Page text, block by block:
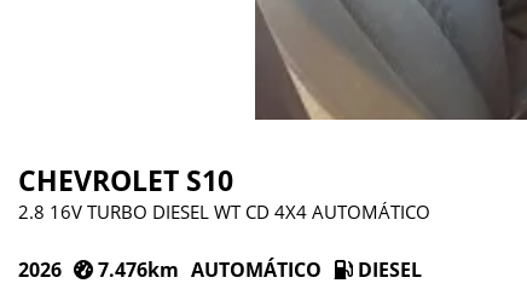
CHEVROLET S10
2.8 16V TURBO DIESEL WT CD 4X4 AUTOMÁTICO
2026 7.476km AUTOMÁTICO DIESEL